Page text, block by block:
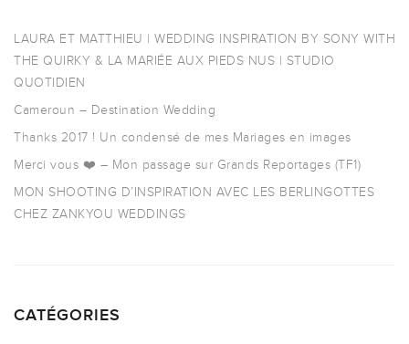
LAURA ET MATTHIEU | WEDDING INSPIRATION BY SONY WITH
THE QUIRKY & LA MARIÉE AUX PIEDS NUS | STUDIO
QUOTIDIEN
Cameroun – Destination Wedding
Thanks 2017 ! Un condensé de mes Mariages en images
Merci vous ❤️ – Mon passage sur Grands Reportages (TF1)
MON SHOOTING D’INSPIRATION AVEC LES BERLINGOTTES
CHEZ ZANKYOU WEDDINGS
CATÉGORIES